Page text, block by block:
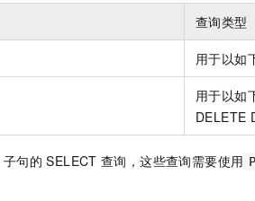
查询类型
用于以如
用于以如
DELETE
子句的 SELECT 查询，这些查询需要使用